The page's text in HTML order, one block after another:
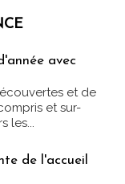
avec
et de
et sur-
les...
de l'accueil